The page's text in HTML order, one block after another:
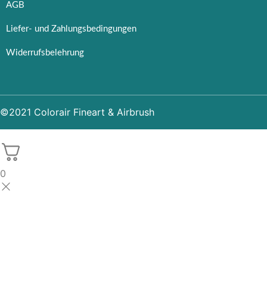
AGB
Liefer- und Zahlungsbedingungen
Widerrufsbelehrung
©2021 Colorair Fineart & Airbrush
0